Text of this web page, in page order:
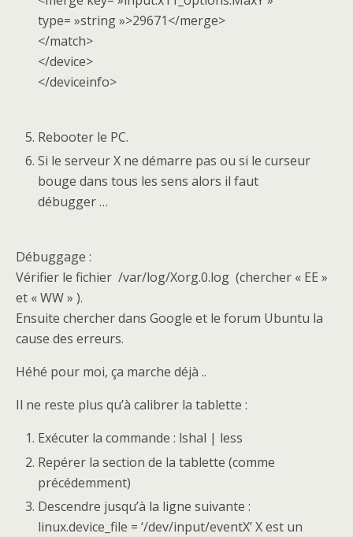
type= »string »>29671</merge>
</match>
</device>
</deviceinfo>
Rebooter le PC.
Si le serveur X ne démarre pas ou si le curseur
bouge dans tous les sens alors il faut
débugger …
Débuggage :
Vérifier le fichier /var/log/Xorg.0.log (chercher « EE »
et « WW » ).
Ensuite chercher dans Google et le forum Ubuntu la
cause des erreurs.
Héhé pour moi, ça marche déjà ..
Il ne reste plus qu’à calibrer la tablette :
Exécuter la commande : lshal | less
Repérer la section de la tablette (comme
précédemment)
Descendre jusqu’à la ligne suivante :
linux.device_file = ‘/dev/input/eventX’ X est un